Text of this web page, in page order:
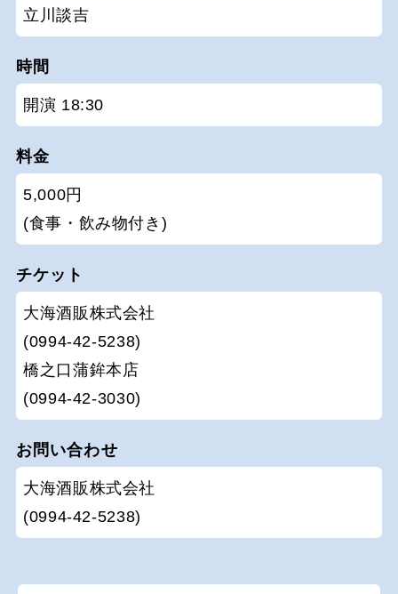
立川談吉
時間
開演 18:30
料金
5,000円
(食事・飲み物付き)
チケット
大海酒販株式会社
(0994-42-5238)
橋之口蒲鉾本店
(0994-42-3030)
お問い合わせ
大海酒販株式会社
(0994-42-5238)